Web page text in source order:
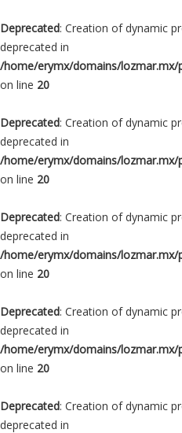
Deprecated: Creation of dynamic
deprecated in
/home/erymx/domains/lozmar.mx/
on line 20
Deprecated: Creation of dynamic
deprecated in
/home/erymx/domains/lozmar.mx/
on line 20
Deprecated: Creation of dynamic
deprecated in
/home/erymx/domains/lozmar.mx/
on line 20
Deprecated: Creation of dynamic
deprecated in
/home/erymx/domains/lozmar.mx/
on line 20
Deprecated: Creation of dynamic
deprecated in